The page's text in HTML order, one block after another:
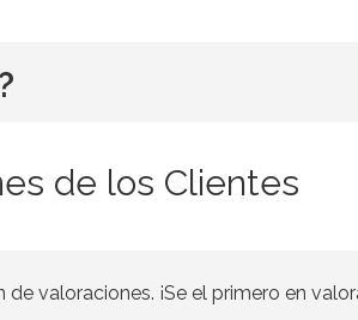
de los Clientes
valoraciones. ¡Se el primero en